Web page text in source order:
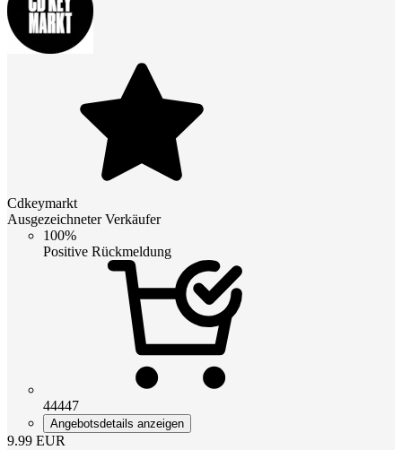
Cdkeymarkt
Ausgezeichneter Verkäufer
100%
Positive Rückmeldung
44447
Angebotsdetails anzeigen
9.99 EUR